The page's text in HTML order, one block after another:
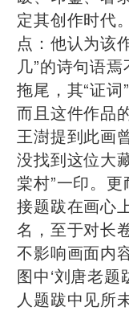
定其创作时代
点：他认为该
几”的诗句语
拖尾，其“证词
而且这件作品
王澍提到此画
没找到这位大
棠村”一印。
接题跋在画心
名，至于对长
不影响画面内
图中‘刘唐老
人题跋中见所